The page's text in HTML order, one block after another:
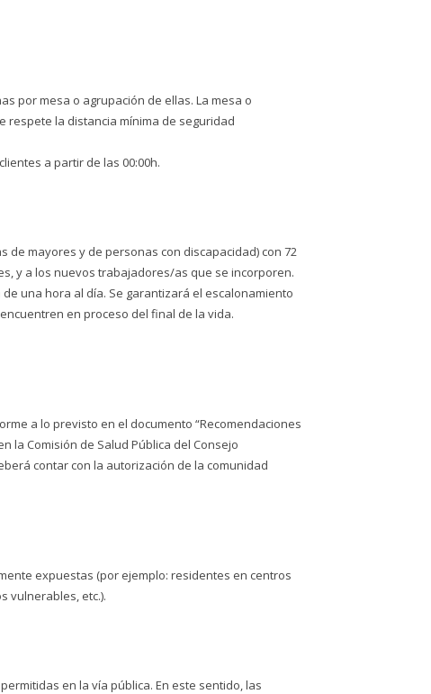
por mesa o agrupación de ellas. La mesa o
respete la distancia mínima de seguridad
a partir de las 00:00h.
de mayores y de personas con discapacidad) con 72
y a los nuevos trabajadores/as que se incorporen.
una hora al día. Se garantizará el escalonamiento
en proceso del final de la vida.
a lo previsto en el documento “Recomendaciones
la Comisión de Salud Pública del Consejo
contar con la autorización de la comunidad
expuestas (por ejemplo: residentes en centros
vulnerables, etc.).
en la vía pública. En este sentido, las